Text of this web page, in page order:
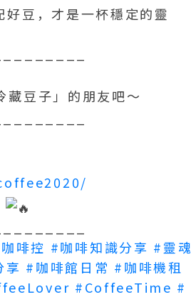
豆，才是一杯穩定的靈
藏豆子」的朋友吧～
啡控 #咖啡知識分享 #靈魂
享 #咖啡館日常 #咖啡機租
#CoffeeTime #